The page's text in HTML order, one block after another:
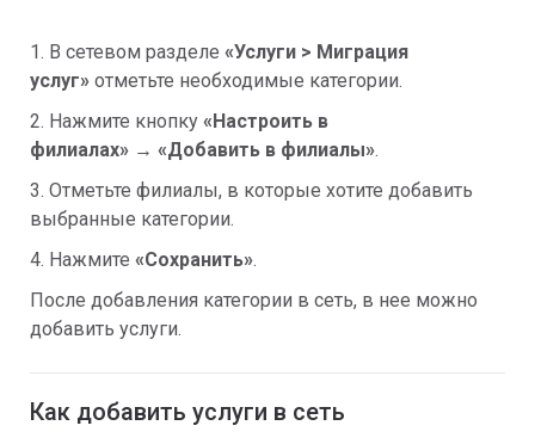
1. В сетевом разделе «Услуги > Миграция
услуг» отметьте необходимые категории.
2. Нажмите кнопку « Настроить в
филиалах» → «Добавить в филиалы».
3. Отметьте филиалы, в которые хотите добавить
выбранные категории.
4. Нажмите «Сохранить».
После добавления категории в сеть, в нее можно
добавить услуги.
Как добавить услуги в сеть